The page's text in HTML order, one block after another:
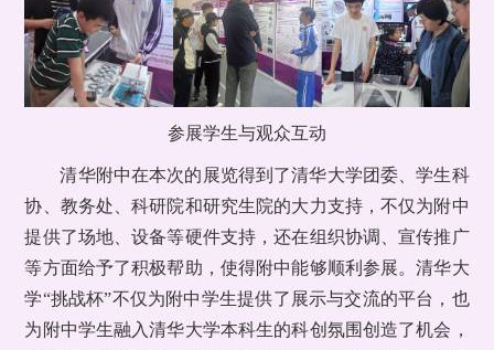
参展学生与观众互动
清华附中在本次的展览得到了清华大学团委、学生科
协、教务处、科研院和研究生院的大力支持，不仅为附中
提供了场地、设备等硬件支持，还在组织协调、宣传推广
等方面给予了积极帮助，使得附中能够顺利参展。清华大
学“挑战杯”不仅为附中学生提供了展示与交流的平台，也
为附中学生融入清华大学本科生的科创氛围创造了机会，